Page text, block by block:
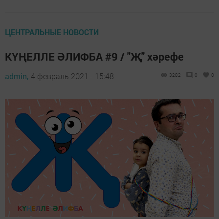
ЦЕНТРАЛЬНЫЕ НОВОСТИ
КҮҢЕЛЛЕ ӘЛИФБА #9 / "Җ" хәрефе
admin, 4 февраль 2021 - 15:48 3282 0 0